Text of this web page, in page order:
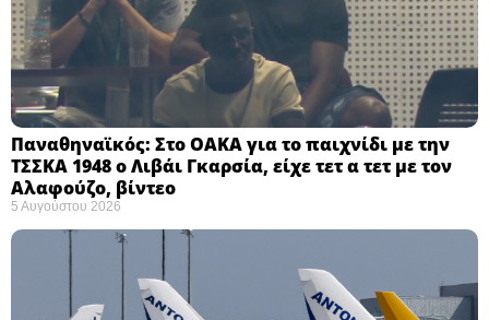
Παναθηναϊκός: Στο ΟΑΚΑ για το παιχνίδι με την
ΤΣΣΚΑ 1948 ο Λιβάι Γκαρσία, είχε τετ α τετ με τον
Αλαφούζο, βίντεο
5 Αυγούστου 2026